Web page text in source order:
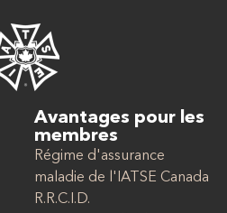
Avantages pour les
membres
Régime d'assurance
maladie de l'IATSE Canada
R.R.C.I.D.